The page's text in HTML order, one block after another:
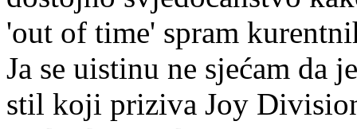
'out of time' spram
Ja se uistinu ne sjećam da
stil koji priziva Joy